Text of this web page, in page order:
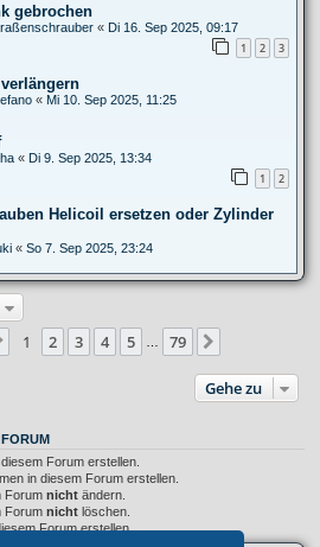
gebrochen
« Di 16. Sep 2025, 09:17
1 2 3
« Mi 10. Sep 2025, 11:25
« Di 9. Sep 2025, 13:34
1 2
Helicoil ersetzen oder Zylinder
« So 7. Sep 2025, 23:24
Seite 1von 79
1 2 3 4 5 79
Gehe zu
Forum erstellen.
in diesem Forum erstellen.
Forum nicht ändern.
Forum nicht löschen.
Forum erstellen.